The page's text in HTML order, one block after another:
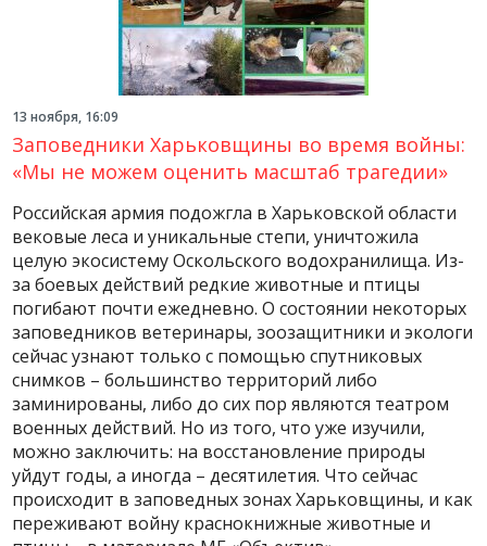
13 ноября, 16:09
Заповедники Харьковщины во время войны:
«Мы не можем оценить масштаб трагедии»
Российская армия подожгла в Харьковской области
вековые леса и уникальные степи, уничтожила
целую экосистему Оскольского водохранилища. Из-
за боевых действий редкие животные и птицы
погибают почти ежедневно. О состоянии некоторых
заповедников ветеринары, зоозащитники и экологи
сейчас узнают только с помощью спутниковых
снимков – большинство территорий либо
заминированы, либо до сих пор являются театром
военных действий. Но из того, что уже изучили,
можно заключить: на восстановление природы
уйдут годы, а иногда – десятилетия. Что сейчас
происходит в заповедных зонах Харьковщины, и как
переживают войну краснокнижные животные и